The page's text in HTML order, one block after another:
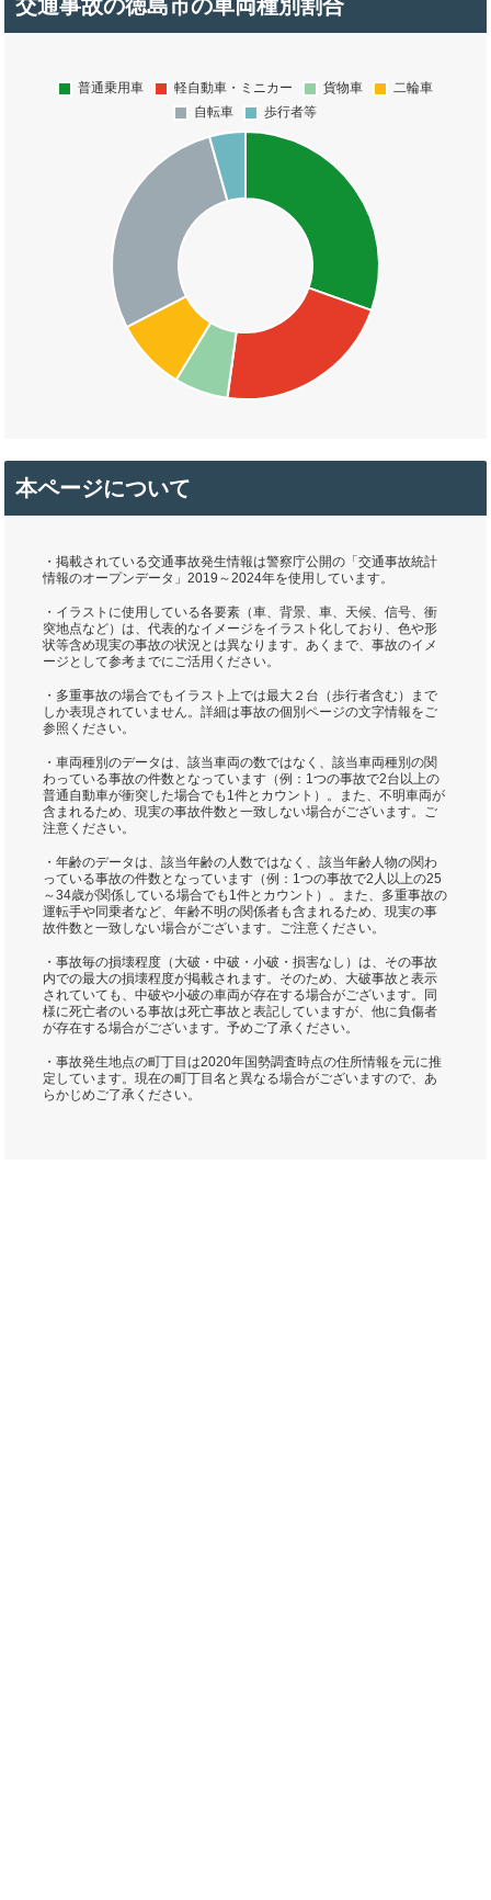
交通事故の徳島市の車両種別割合
本ページについて
・掲載されている交通事故発生情報は警察庁公開の「交通事故統計
情報のオープンデータ」2019～2024年を使用しています。
・イラストに使用している各要素（車、背景、車、天候、信号、衝
突地点など）は、代表的なイメージをイラスト化しており、色や形
状等含め現実の事故の状況とは異なります。あくまで、事故のイメ
ージとして参考までにご活用ください。
・多重事故の場合でもイラスト上では最大２台（歩行者含む）まで
しか表現されていません。詳細は事故の個別ページの文字情報をご
参照ください。
・車両種別のデータは、該当車両の数ではなく、該当車両種別の関
わっている事故の件数となっています（例：1つの事故で2台以上の
普通自動車が衝突した場合でも1件とカウント）。また、不明車両が
含まれるため、現実の事故件数と一致しない場合がございます。ご
注意ください。
・年齢のデータは、該当年齢の人数ではなく、該当年齢人物の関わ
っている事故の件数となっています（例：1つの事故で2人以上の25
～34歳が関係している場合でも1件とカウント）。また、多重事故の
運転手や同乗者など、年齢不明の関係者も含まれるため、現実の事
故件数と一致しない場合がございます。ご注意ください。
・事故毎の損壊程度（大破・中破・小破・損害なし）は、その事故
内での最大の損壊程度が掲載されます。そのため、大破事故と表示
されていても、中破や小破の車両が存在する場合がございます。同
様に死亡者のいる事故は死亡事故と表記していますが、他に負傷者
が存在する場合がございます。予めご了承ください。
・事故発生地点の町丁目は2020年国勢調査時点の住所情報を元に推
定しています。現在の町丁目名と異なる場合がございますので、あ
らかじめご了承ください。